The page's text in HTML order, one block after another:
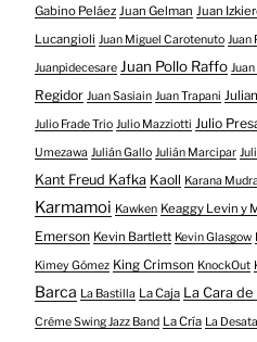
Gabino Peláez Juan Gelman Juan
Lucangioli Juan Miguel Carotenuto Juan
Juanpidecesare Juan Pollo Raffo
Regidor Juan Sasiain Juan Trapani
Julio Frade Trio Julio Mazziotti Julio
Umezawa Julián Gallo Julián Marcipar
Kant Freud Kafka Kaoll Karana Mudra
Karmamoi Kawken Keaggy Levin y
Emerson Kevin Bartlett Kevin Glasgow
Kimey Gómez King Crimson KnockOut
Barca La Bastilla La Caja La Cara
Créme Swing Jazz Band La Cría La